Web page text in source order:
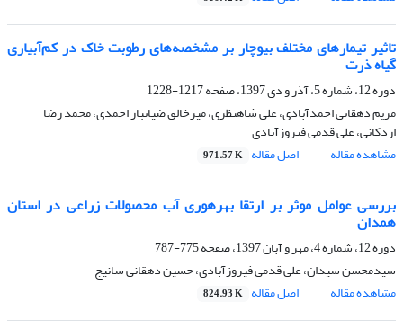
تاثیر تیمارهای مختلف بیوچار بر مشخصه‌های رطوبت خاک در کم‌آبیاری
گیاه ذرت
دوره 12، شماره 5، آذر و دی 1397، صفحه
1217-1228
مریم دهقانی احمدآبادی، علی شاهنظری، میرخالق ضیاتبار احمدی، محمد رضا
اردکانی، علی قدمی فیروزآبادی
مشاهده مقاله
اصل مقاله 971.57 K
بررسی عوامل موثر بر ارتقا بهرهوری آب محصولات زراعی در استان
همدان
دوره 12، شماره 4، مهر و آبان 1397، صفحه
775-787
سیدمحسن سیدان، علی قدمی فیروزآبادی، حسین دهقانی سانیج
مشاهده مقاله
اصل مقاله 824.93 K